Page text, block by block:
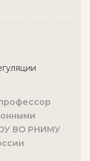
ВО РНИМУ